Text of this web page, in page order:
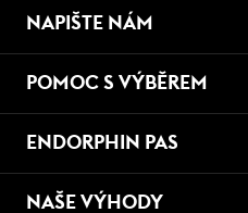
NAPIŠTE NÁM
POMOC S VÝBĚREM
ENDORPHIN PAS
NAŠE VÝHODY